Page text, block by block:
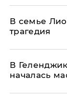
В семье
трагедия
В
началась